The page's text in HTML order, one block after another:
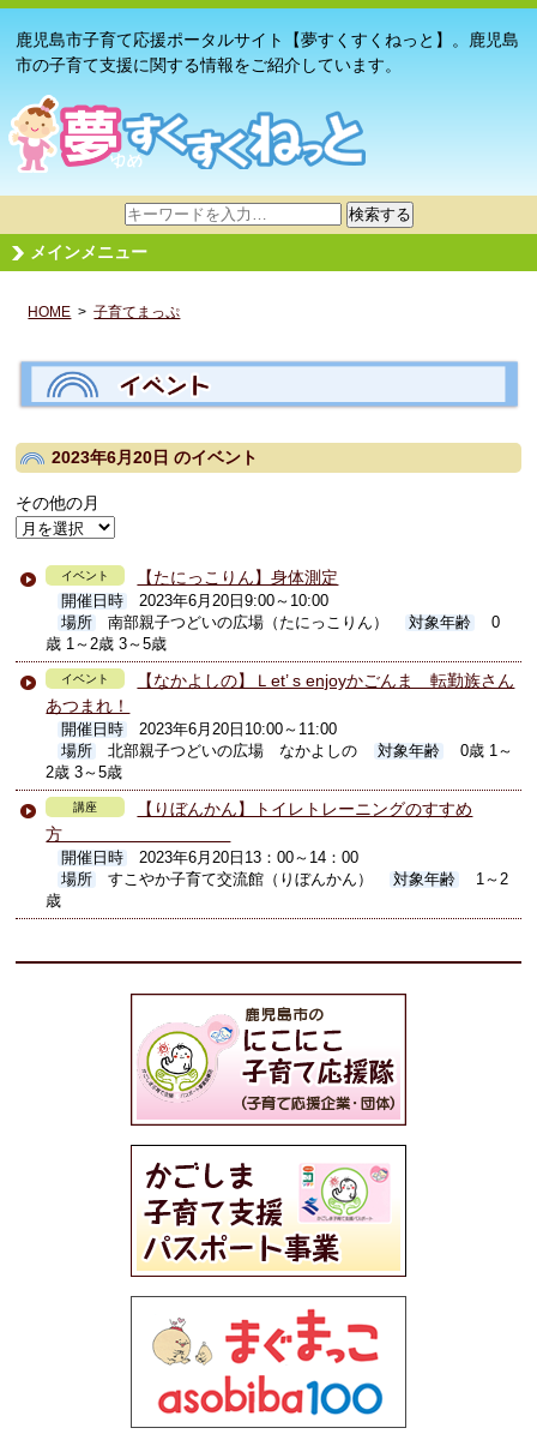
鹿児島市子育て応援ポータルサイト【夢すくすくねっと】。鹿児島
市の子育て支援に関する情報をご紹介しています。
サ
イ
ト
検
検索する
メインメニュー
HOME >子育てまっぷ
2023年6月20日のイベント
その他の月
イベント 【たにっこりん】身体測定
開催日時
2023年6月20日9:00～10:00
場所
南部親子つどいの広場（たにっこりん） 対象年齢
0
歳 1～2歳 3～5歳
イベント
【なかよしの】Ｌet’ s enjoyかごんま 転勤族さん
あつまれ！
開催日時
2023年6月20日10:00～11:00
場所
北部親子つどいの広場 なかよしの 対象年齢
0歳 1～
2歳 3～5歳
講座
【りぼんかん】トイレトレーニングのすすめ
方
開催日時
2023年6月20日13：00～14：00
場所
すこやか子育て交流館（りぼんかん） 対象年齢
1～2
歳